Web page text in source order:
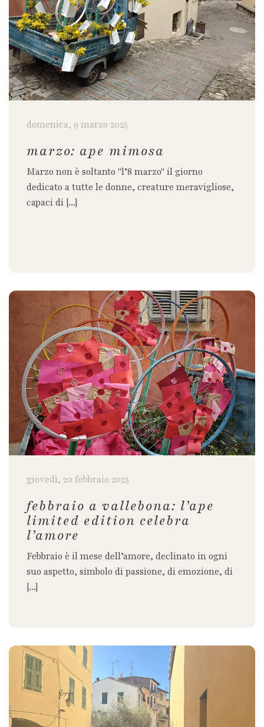
domenica, 9 marzo 2025
marzo: ape mimosa
Marzo non è soltanto "l’8 marzo" il giorno
dedicato a tutte le donne, creature meravigliose,
capaci di [...]
giovedì, 20 febbraio 2025
febbraio a vallebona: l’ape
limited edition celebra
l’amore
Febbraio è il mese dell’amore, declinato in ogni
suo aspetto, simbolo di passione, di emozione, di
[...]